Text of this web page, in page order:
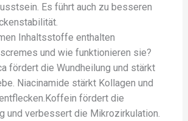
Es führt auch zu besseren
Inhaltsstoffe enthalten
und wie funktionieren sie?
fördert die Wundheilung und stärkt
Niacinamide stärkt Kollagen und
fördert die
und verbessert die Mikrozirkulation.